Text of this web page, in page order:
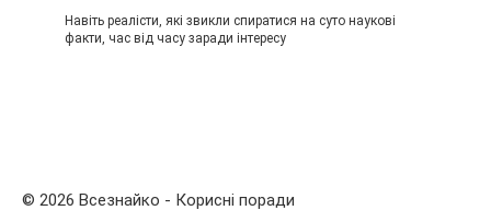
Навіть реалісти, які звикли спиратися на суто наукові
факти, час від часу заради інтересу
© 2026 Всезнайко - Корисні поради